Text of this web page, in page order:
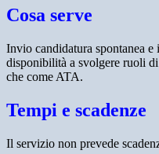
Cosa serve
Invio candidatura spontanea
disponibilità a svolgere ruoli
che come ATA.
Tempi e scadenze
Il servizio non prevede